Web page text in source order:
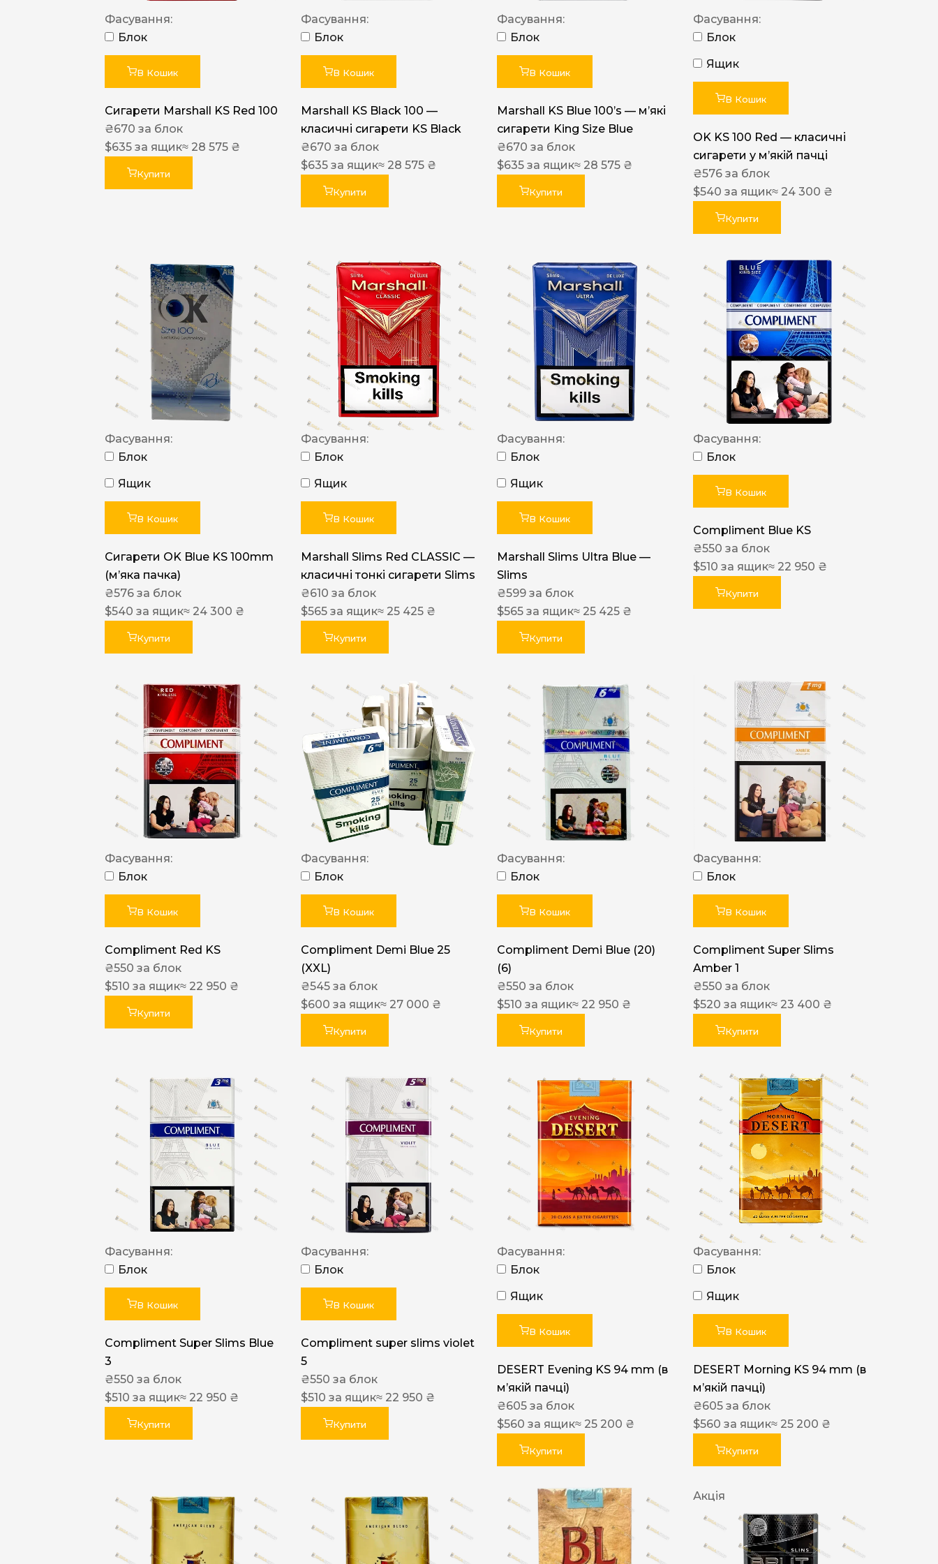
Leana
ASTRU
De Santis
MONUS
NERO
NERO
Гуцульскі
Italian Blend 821
OSCAR
Cigaronne
Фасування:
Блок
В Кошик
Сигарети Marshall KS Red 100
₴670 за блок
$635 за ящик≈ 28 575 ₴
Купити
Фасування:
Блок
В Кошик
Marshall KS Black 100 —
класичні сигарети KS Black
₴670 за блок
$635 за ящик≈ 28 575 ₴
Купити
Фасування:
Блок
В Кошик
Marshall KS Blue 100’s — м’які
сигарети King Size Blue
₴670 за блок
$635 за ящик≈ 28 575 ₴
Купити
Фасування:
Блок
Ящик
В Кошик
OK KS 100 Red — класичні
сигарети у м’якій пачці
₴576 за блок
$540 за ящик≈ 24 300 ₴
Купити
Фасування:
Блок
Ящик
В Кошик
Сигарети OK Blue KS 100mm
(м’яка пачка)
₴576 за блок
$540 за ящик≈ 24 300 ₴
Купити
Фасування:
Блок
Ящик
В Кошик
Marshall Slims Red CLASSIC —
класичні тонкі сигарети Slims
₴610 за блок
$565 за ящик≈ 25 425 ₴
Купити
Фасування:
Блок
Ящик
В Кошик
Marshall Slims Ultra Blue —
Slims
₴599 за блок
$565 за ящик≈ 25 425 ₴
Купити
Фасування:
Блок
В Кошик
Compliment Blue KS
₴550 за блок
$510 за ящик≈ 22 950 ₴
Купити
Фасування:
Блок
В Кошик
Compliment Red KS
₴550 за блок
$510 за ящик≈ 22 950 ₴
Купити
Фасування:
Блок
В Кошик
Compliment Demi Blue 25
(XXL)
₴545 за блок
$600 за ящик≈ 27 000 ₴
Купити
Фасування:
Блок
В Кошик
Compliment Demi Blue (20)
(6)
₴550 за блок
$510 за ящик≈ 22 950 ₴
Купити
Фасування:
Блок
В Кошик
Compliment Super Slims
Amber 1
₴550 за блок
$520 за ящик≈ 23 400 ₴
Купити
Фасування:
Блок
В Кошик
Compliment Super Slims Blue
3
₴550 за блок
$510 за ящик≈ 22 950 ₴
Купити
Фасування:
Блок
В Кошик
Compliment super slims violet
5
₴550 за блок
$510 за ящик≈ 22 950 ₴
Купити
Фасування:
Блок
Ящик
В Кошик
DESERT Evening KS 94 mm (в
мʼякій пачці)
₴605 за блок
$560 за ящик≈ 25 200 ₴
Купити
Фасування:
Блок
Ящик
В Кошик
DESERT Morning KS 94 mm (в
мʼякій пачці)
₴605 за блок
$560 за ящик≈ 25 200 ₴
Купити
Акція